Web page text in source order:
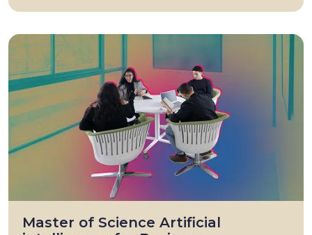
Master of Science Artificial